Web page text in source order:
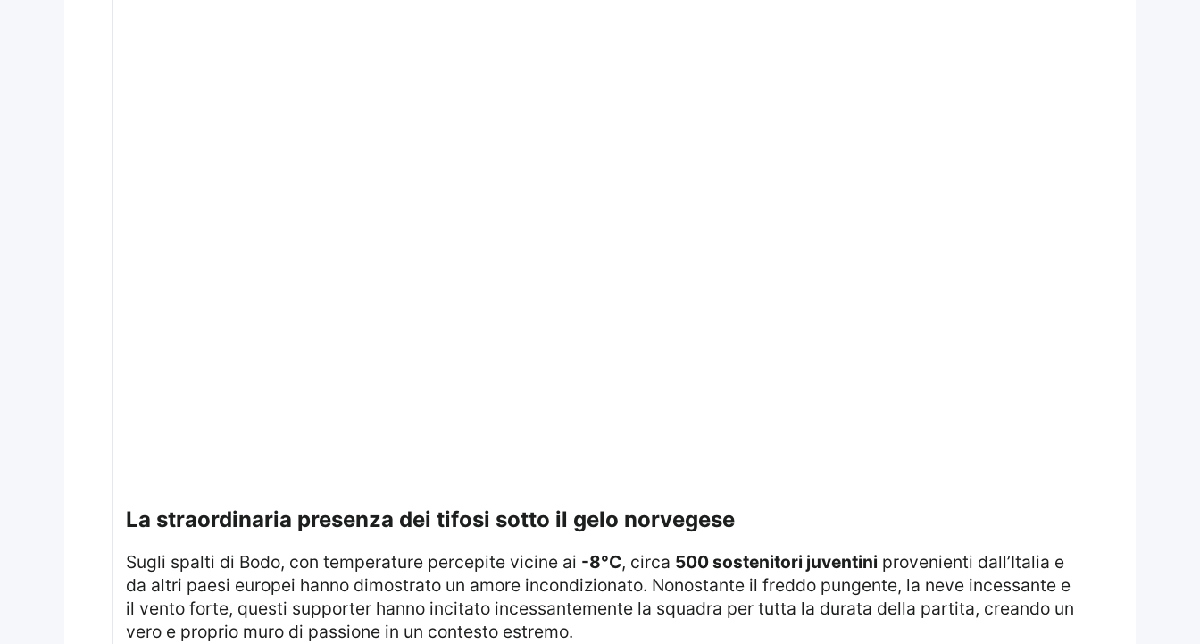
la straordinaria presenza dei tifosi sotto il gelo norvegese
Sugli spalti di Bodo, con temperature percepite vicine ai -8°C, circa 500 sostenitori juventini provenienti dall’Italia e
da altri paesi europei hanno dimostrato un amore incondizionato. Nonostante il freddo pungente, la neve incessante e
il vento forte, questi supporter hanno incitato incessantemente la squadra per tutta la durata della partita, creando un
vero e proprio muro di passione in un contesto estremo.